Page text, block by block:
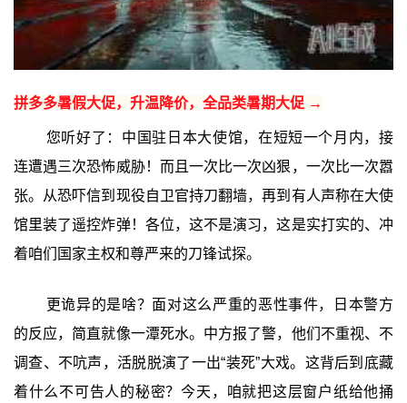
拼多多暑假大促，升温降价，全品类暑期大促 →
您听好了：中国驻日本大使馆，在短短一个月内，接
连遭遇三次恐怖威胁！而且一次比一次凶狠，一次比一次嚣
张。从恐吓信到现役自卫官持刀翻墙，再到有人声称在大使
馆里装了遥控炸弹！各位，这不是演习，这是实打实的、冲
着咱们国家主权和尊严来的刀锋试探。
更诡异的是啥？面对这么严重的恶性事件，日本警方
的反应，简直就像一潭死水。中方报了警，他们不重视、不
调查、不吭声，活脱脱演了一出“装死”大戏。这背后到底藏
着什么不可告人的秘密？今天，咱就把这层窗户纸给他捅